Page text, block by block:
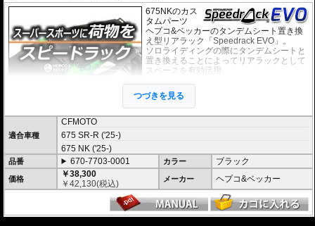
675NKのカス
タムパーツ
ヘプコ&ベッカーのタンデムシート置き換
え型リアラック「Speedrack EVO」。
ソロライディングの際にタンデムシートと
置き換えることによってリアラックとして
スペースを有効活用。
の積載を可能にします。
荷物を固定するベルトなどを留める為のフ
ック受けも多数あり、街乗りからツーリン
グまで、快適にご利用頂けます。
オプションで下記を装着可能。荷物の積載
が容易になります。
大きなバッグを安定して積載可能にする
niversal Extension(拡張プレート)
ヘプコ&ベッカー トップケース ジャーニ
つづきを見る
適合車種
CFMOTO
675 SR-R ('25-)
675 NK ('25-)
品番 670-7703-0001 カラー ブラック
価格
￥38,300
￥42,130(税込) メーカー ヘプコ&ベッカー